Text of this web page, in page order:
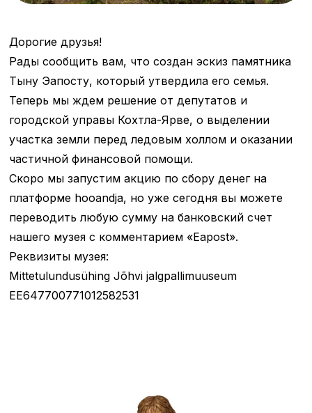
Дорогие друзья!
Рады сообщить вам, что создан эскиз памятника
Тыну Эапосту, который утвердила его семья.
Теперь мы ждем решение от депутатов и
городской управы Кохтла-Ярве, о выделении
участка земли перед ледовым холлом и оказании
частичной финансовой помощи.
Скоро мы запустим акцию по сбору денег на
платформе hooandja, но уже сегодня вы можете
переводить любую сумму на банковский счет
нашего музея с комментарием «Eapost».
Реквизиты музея:
Mittetulundusühing Jõhvi jalgpallimuuseum
EE647700771012582531